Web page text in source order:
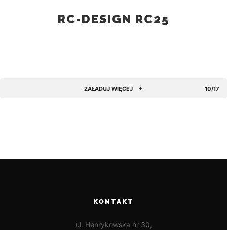
RC-DESIGN RC25
ZAŁADUJ WIĘCEJ 10/17
KONTAKT
ul. Henrykowska nr 30,